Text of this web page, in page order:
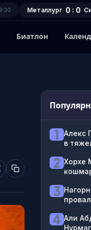
Металлург 0 : 0
Биатлон
1
Алекс
в
2 Хорхе
3
4 Али